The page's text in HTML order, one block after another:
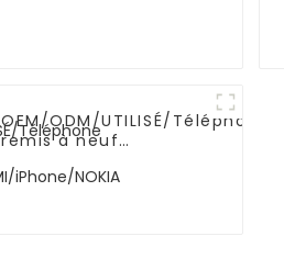
OEM/ODM/UTILISÉ/Téléphone
remis à neuf